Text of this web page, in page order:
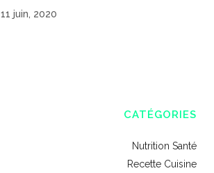
11 juin, 2020
CATÉGORIES
Nutrition Santé
Recette Cuisine